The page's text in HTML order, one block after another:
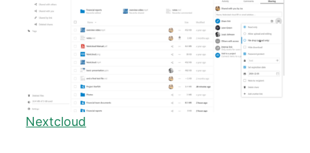
Nextcloud